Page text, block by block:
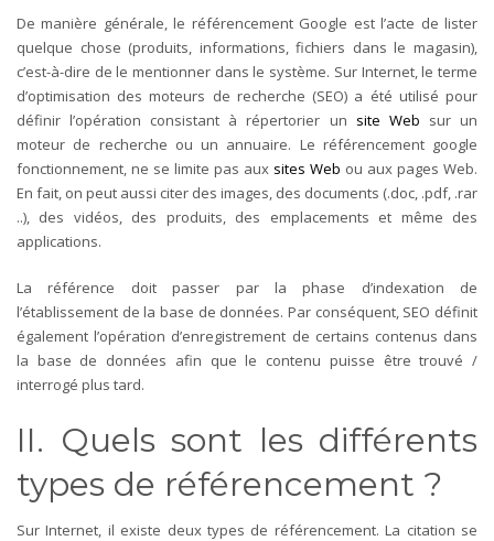
De manière générale, le référencement Google est l’acte de lister
quelque chose (produits, informations, fichiers dans le magasin),
c’est-à-dire de le mentionner dans le système. Sur Internet, le terme
d’optimisation des moteurs de recherche (SEO) a été utilisé pour
définir l’opération consistant à répertorier un site Web sur un
moteur de recherche ou un annuaire. Le référencement google
fonctionnement, ne se limite pas aux sites Web ou aux pages Web.
En fait, on peut aussi citer des images, des documents (.doc, .pdf, .rar
..), des vidéos, des produits, des emplacements et même des
applications.
La référence doit passer par la phase d’indexation de
l’établissement de la base de données. Par conséquent, SEO définit
également l’opération d’enregistrement de certains contenus dans
la base de données afin que le contenu puisse être trouvé /
interrogé plus tard.
II. Quels sont les différents
types de référencement ?
Sur Internet, il existe deux types de référencement. La citation se